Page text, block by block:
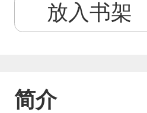
放入书架
简介